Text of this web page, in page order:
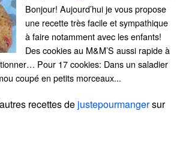
Bonjour! Aujourd’hui je vous propose
une recette très facile et sympathique
à faire notamment avec les enfants!
Des cookies au M&M’S aussi rapide à
Pour 17 cookies: Dans un saladier
coupé en petits morceaux...
recettes de justepourmangersur